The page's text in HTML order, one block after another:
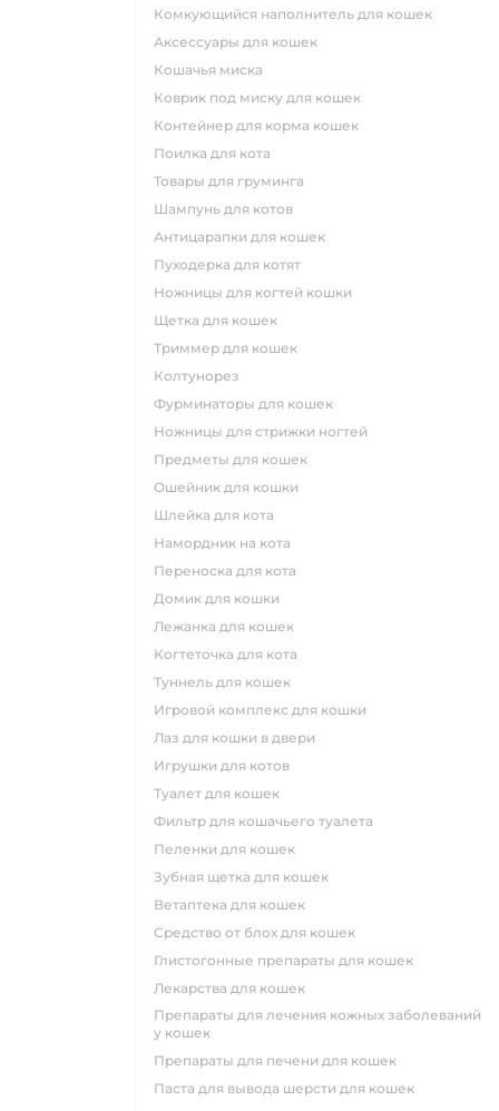
комкующийся наполнитель для кошек
аксессуары для кошек
кошачья миска
коврик под миску для кошек
контейнер для корма кошек
поилка для кота
товары для груминга
шампунь для котов
антицарапки для кошек
пуходерка для котят
ножницы для когтей кошки
щетка для кошек
триммер для кошек
колтунорез
фурминаторы для кошек
ножницы для стрижки ногтей
предметы для кошек
ошейник для кошки
шлейка для кота
намордник на кота
переноска для кота
домик для кошки
лежанка для кошек
когтеточка для кота
туннель для кошек
игровой комплекс для кошки
лаз для кошки в двери
игрушки для котов
туалет для кошек
фильтр для кошачьего туалета
пеленки для кошек
зубная щетка для кошек
ветаптека для кошек
средство от блох для кошек
глистогонные препараты для кошек
лекарства для кошек
препараты для лечения кожных заболеваний
у кошек
препараты для печени для кошек
паста для вывода шерсти для кошек